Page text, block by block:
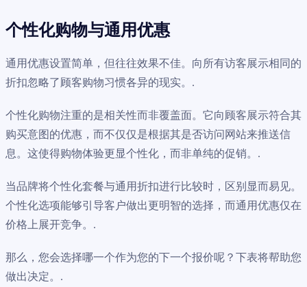
个性化购物与通用优惠
通用优惠设置简单，但往往效果不佳。向所有访客展示相同的
折扣忽略了顾客购物习惯各异的现实。.
个性化购物注重的是相关性而非覆盖面。它向顾客展示符合其
购买意图的优惠，而不仅仅是根据其是否访问网站来推送信
息。这使得购物体验更显个性化，而非单纯的促销。.
当品牌将个性化套餐与通用折扣进行比较时，区别显而易见。
个性化选项能够引导客户做出更明智的选择，而通用优惠仅在
价格上展开竞争。.
那么，您会选择哪一个作为您的下一个报价呢？下表将帮助您
做出决定。.